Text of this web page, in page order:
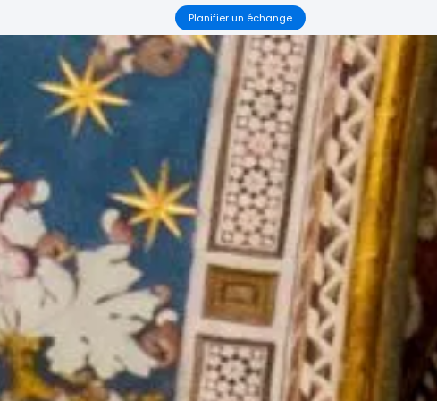
Planifier un échange